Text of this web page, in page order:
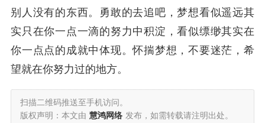
别人没有的东西。勇敢的去追吧，梦想看似遥远其
实只在你一点一滴的努力中积淀，看似缥缈其实在
你一点点的成就中体现。怀揣梦想，不要迷茫，希
望就在你努力过的地方。
扫描二维码推送至手机访问。
版权声明：本文由 慧鸿网络 发布，如需转载请注明出处。